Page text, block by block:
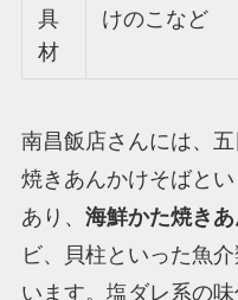
具
材
けのこなど
南昌飯店さんには、
焼きあんかけそばと
あり、 海鮮かた焼き
ビ、貝柱といった魚
います。塩ダレ系の